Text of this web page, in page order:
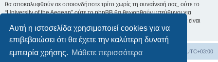
Αυτή η ιστοσελίδα χρησιμοποιεί cookies για να
επιβεβαιώσει ότι θα έχετε την καλύτερη δυνατή
εμπειρία χρήσης. Μάθετε περισσότερα
θα αποκαλυφθούν σε οποιονδήποτε τρίτο χωρίς τη συναίνεσή σας, ούτε το
“University of the Aegean” ούτε το phpBB θα θεωρηθούν υπεύθυνοι για
οποιαδήποτε απόπειρα ηλεκτρονικής εισβολής ή παραβίασης η οποία είναι
δυνατόν να οδηγήσει σε απώλεια αυτών των δεδομένων.
Board Όλοι οι χρόνοι είναι UTC+03:00
Διαγραφή cookies